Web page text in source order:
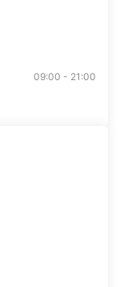
09:00 - 21:00